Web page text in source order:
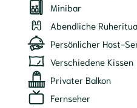
Minibar
Abendliche
Persönlicher Host-
Verschiedene Kissen
Privater Balkon
Fernseher